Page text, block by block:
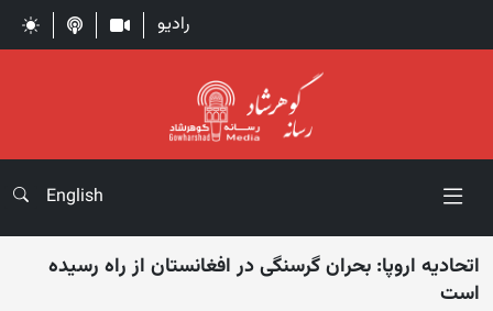
رادیو
English
اتحادیه اروپا: بحران گرسنگی در افغانستان از راه رسیده
است